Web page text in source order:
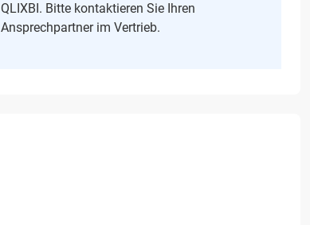
QLIXBI. Bitte kontaktieren Sie Ihren
Ansprechpartner im Vertrieb.